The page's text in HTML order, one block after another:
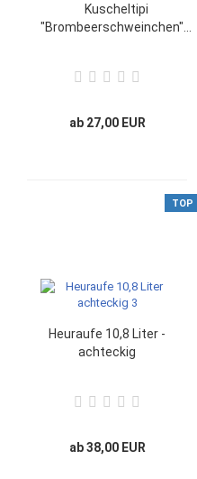
Kuscheltipi
"Brombeerschweinchen"...
ab 27,00 EUR
TOP
Heuraufe 10,8 Liter -
achteckig
ab 38,00 EUR